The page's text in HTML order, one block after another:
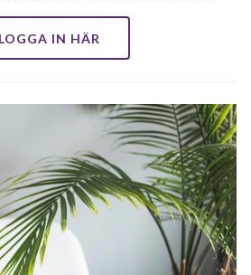
LOGGA IN HÄR